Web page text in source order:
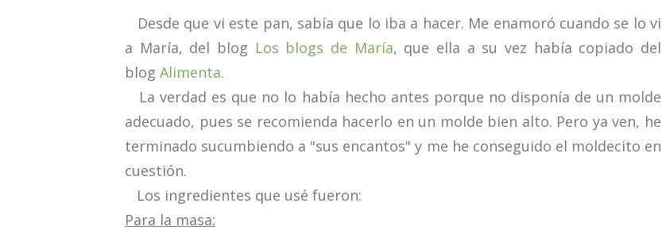
Desde que vi este pan, sabía que lo iba a hacer. Me enamoró cuando se lo vi
a María, del blog Los blogs de María, que ella a su vez había copiado del
blog Alimenta.
La verdad es que no lo había hecho antes porque no disponía de un molde
adecuado, pues se recomienda hacerlo en un molde bien alto. Pero ya ven, he
terminado sucumbiendo a "sus encantos" y me he conseguido el moldecito en
cuestión.
Los ingredientes que usé fueron:
Para la masa: